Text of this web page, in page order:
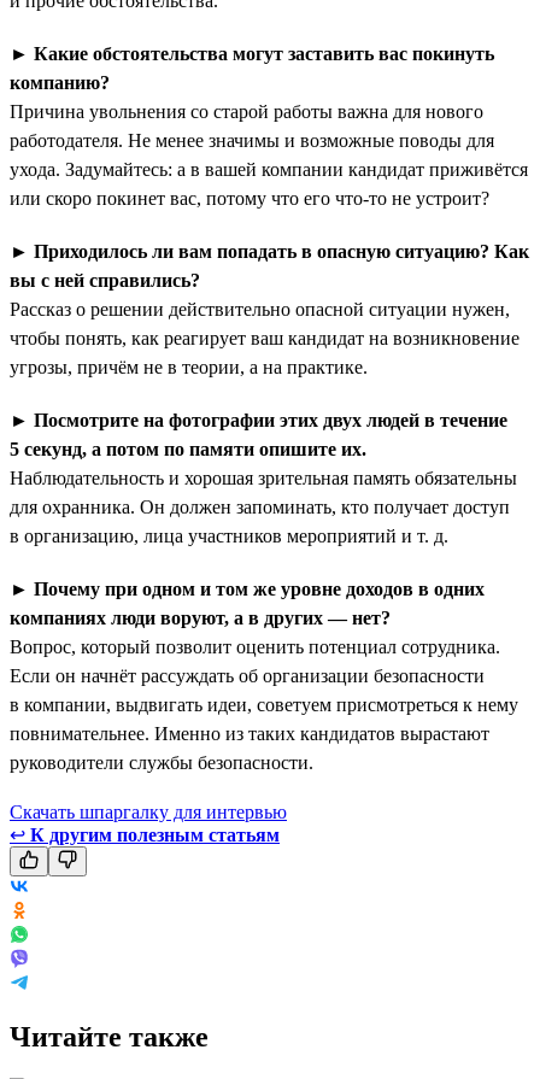
► Какие обстоятельства могут заставить вас покинуть
компанию?
Причина увольнения со старой работы важна для нового
работодателя. Не менее значимы и возможные поводы для
ухода. Задумайтесь: а в вашей компании кандидат приживётся
или скоро покинет вас, потому что его что-то не устроит?
► Приходилось ли вам попадать в опасную ситуацию? Как
вы с ней справились?
Рассказ о решении действительно опасной ситуации нужен,
чтобы понять, как реагирует ваш кандидат на возникновение
угрозы, причём не в теории, а на практике.
► Посмотрите на фотографии этих двух людей в течение
5 секунд, а потом по памяти опишите их.
Наблюдательность и хорошая зрительная память обязательны
для охранника. Он должен запоминать, кто получает доступ
в организацию, лица участников мероприятий и т. д.
► Почему при одном и том же уровне доходов в одних
компаниях люди воруют, а в других — нет?
Вопрос, который позволит оценить потенциал сотрудника.
Если он начнёт рассуждать об организации безопасности
в компании, выдвигать идеи, советуем присмотреться к нему
повнимательнее. Именно из таких кандидатов вырастают
руководители службы безопасности.
Скачать шпаргалку для интервью
↩ К другим полезным статьям
Читайте также